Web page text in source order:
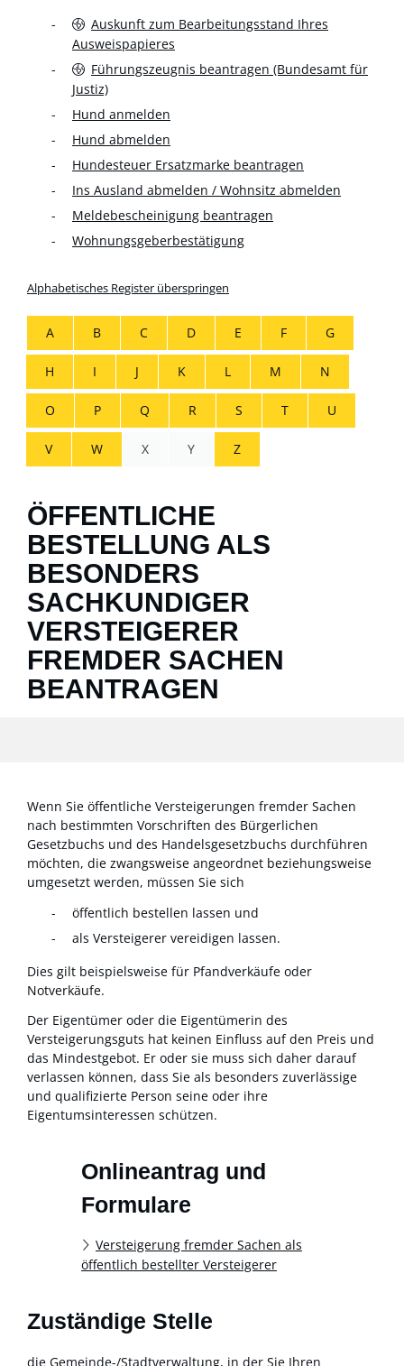
Auskunft zum Bearbeitungsstand Ihres
Ausweispapieres
Führungszeugnis beantragen (Bundesamt für
Justiz)
Hund anmelden
Hund abmelden
Hundesteuer Ersatzmarke beantragen
Ins Ausland abmelden / Wohnsitz abmelden
Meldebescheinigung beantragen
Wohnungsgeberbestätigung
Alphabetisches Register überspringen
A B C D E F G
H I J K L M N
O P Q R S T U
V W X Y Z
ÖFFENTLICHE
BESTELLUNG ALS
BESONDERS
SACHKUNDIGER
VERSTEIGERER
FREMDER SACHEN
BEANTRAGEN
Wenn Sie öffentliche Versteigerungen fremder Sachen
nach bestimmten Vorschriften des Bürgerlichen
Gesetzbuchs und des Handelsgesetzbuchs durchführen
möchten, die zwangsweise angeordnet beziehungsweise
umgesetzt werden, müssen Sie sich
öffentlich bestellen lassen und
als Versteigerer vereidigen lassen.
Dies gilt beispielsweise für Pfandverkäufe oder
Notverkäufe.
Der Eigentümer oder die Eigentümerin des
Versteigerungsguts hat keinen Einfluss auf den Preis und
das Mindestgebot. Er oder sie muss sich daher darauf
verlassen können, dass Sie als besonders zuverlässige
und qualifizierte Person seine oder ihre
Eigentumsinteressen schützen.
Onlineantrag und
Formulare
Versteigerung fremder Sachen als
öffentlich bestellter Versteigerer
Zuständige Stelle
die Gemeinde-/Stadtverwaltung, in der Sie Ihren